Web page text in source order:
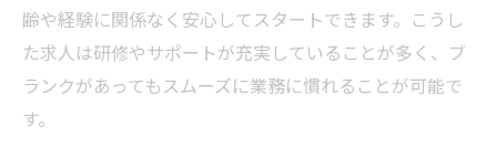
齢や経験に関係なく安心してスタートできます。こうし
た求人は研修やサポートが充実していることが多く、ブ
ランクがあってもスムーズに業務に慣れることが可能で
す。